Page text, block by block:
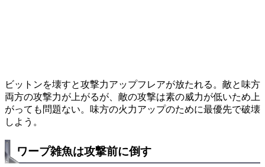
ビットンを壊すと攻撃力アップフレアが放たれる。敵と味方
両方の攻撃力が上がるが、敵の攻撃は素の威力が低いため上
がっても問題ない。味方の火力アップのために最優先で破壊
しよう。
ワープ雑魚は攻撃前に倒す